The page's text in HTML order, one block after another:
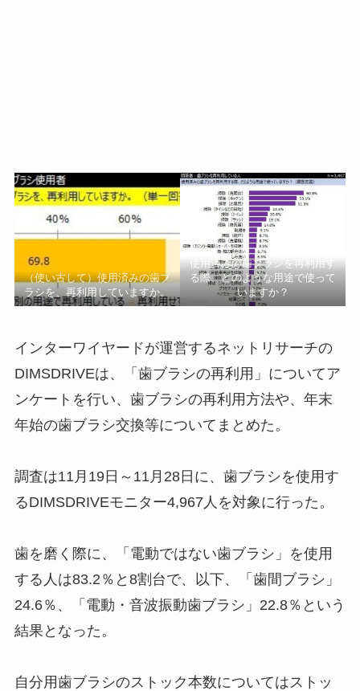
（使い古して）使用済みの歯ブ
ラシを、再利用していますか。
使用済みの歯ブラシを再利用す
る際、どのような用途で使って
いますか？
インターワイヤードが運営するネットリサーチの
DIMSDRIVEは、「歯ブラシの再利用」についてア
ンケートを行い、歯ブラシの再利用方法や、年末
年始の歯ブラシ交換等についてまとめた。
調査は11月19日～11月28日に、歯ブラシを使用す
るDIMSDRIVEモニター4,967人を対象に行った。
歯を磨く際に、「電動ではない歯ブラシ」を使用
する人は83.2％と8割台で、以下、「歯間ブラシ」
24.6％、「電動・音波振動歯ブラシ」22.8％という
結果となった。
自分用歯ブラシのストック本数についてはストッ